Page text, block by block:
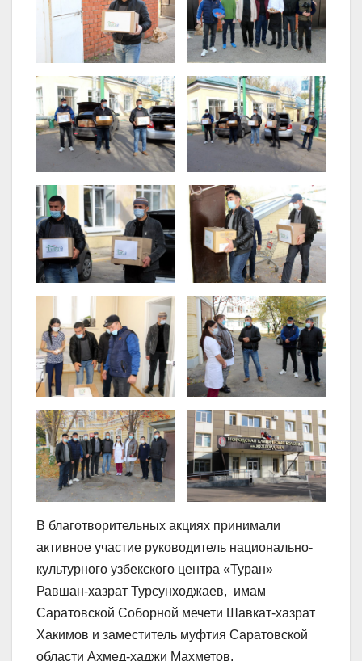
В благотворительных акциях принимали
активное участие руководитель национально-
культурного узбекского центра «Туран»
Равшан-хазрат Турсунходжаев, имам
Саратовской Соборной мечети Шавкат-хазрат
Хакимов и заместитель муфтия Саратовской
области Ахмед-хаджи Махметов.